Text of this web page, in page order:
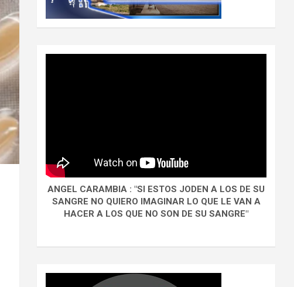
ANGEL CARAMBIA : "SI ESTOS JODEN A LOS DE SU
SANGRE NO QUIERO IMAGINAR LO QUE LE VAN A
HACER A LOS QUE NO SON DE SU SANGRE"